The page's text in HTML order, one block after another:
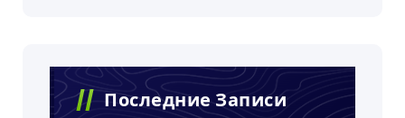
Последние Записи